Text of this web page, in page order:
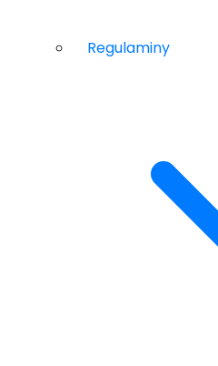
Regulaminy